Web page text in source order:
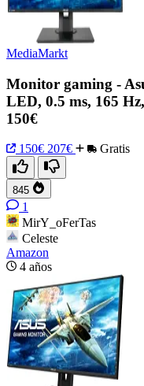
MediaMarkt
Monitor gaming -
LED, 0.5 ms, 165
150€
150€ 207€ Gratis
845
1
MirY_oFerTas
Celeste
Amazon
4 años